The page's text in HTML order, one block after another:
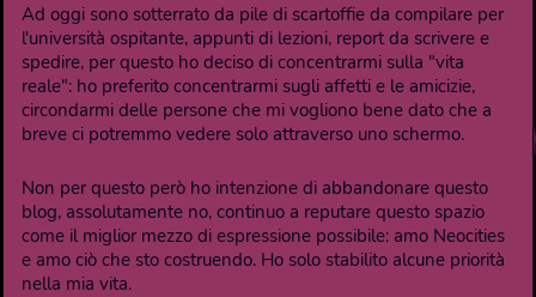
Ad oggi sono sotterrato da pile di scartoffie da compilare per
l'università ospitante, appunti di lezioni, report da scrivere e
spedire, per questo ho deciso di concentrarmi sulla "vita
reale": ho preferito concentrarmi sugli affetti e le amicizie,
circondarmi delle persone che mi vogliono bene dato che a
breve ci potremmo vedere solo attraverso uno schermo.
Non per questo però ho intenzione di abbandonare questo
blog, assolutamente no, continuo a reputare questo spazio
come il miglior mezzo di espressione possibile: amo Neocities
e amo ciò che sto costruendo. Ho solo stabilito alcune priorità
nella mia vita.